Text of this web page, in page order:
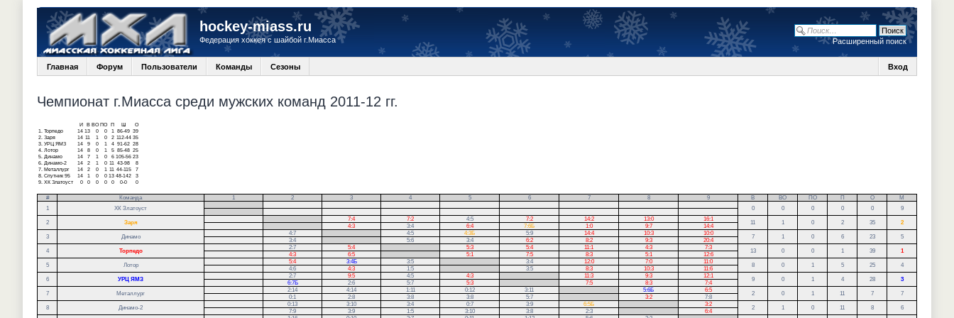
hockey-miass.ru
Федерация хоккея с шайбой г.Миасса Расширенный поиск
Главная Форум Пользователи Команды Сезоны Вход
Чемпионат г.Миасса среди мужских команд 2011-12 гг.
И В ВО ПО П
О
1.
Торпедо 14 13 0 0 1 86-49 39
2. Заря 14 11 1 0 2 112-44 35
3. УРЦ ЯМЗ 14 9 0 1 4 91-62 28
4. Лотор 14 8 0 1 5 85-48 25
5.
Динамо 14 7 1 0 6 105-56 23
6.
Динамо-2 14 2 1 0 11 43-98
8
7.
Металлург 14 2 0 1 11 44-115
7
8. Спутник 95 14 1 0 0 13 48-142
3
9. ХК Златоуст 0 0 0 0 0 0-0 0
# Команда 1 2 3 4 5 6 7 8 9 В ВО ПО П О
М
1
ХК Златоуст 0 0 0 0 0 9
2
Заря
7:4 7:2 4:5 7:2 14:2 13:0 16:1
11 1 0 2 35 2
4:3 3:4 6:4 7:6Б 1:0 9:7
14:4
3
Динамо
4:7 4:5 4:3Б 5:9 14:4 10:3 10:0
7 1 0 6 23 5
3:4 5:6 3:4 6:2 8:2 9:3
20:4
4
Торпедо
2:7 5:4 5:3 5:4 11:1 4:3 7:3
13 0 0 1 39 1
4:3 6:5 5:1 7:5 8:3 5:1
12:6
5
Лотор
5:4 3:4Б 3:5 3:4 12:0 7:0 11:0
8 0 1 5 25 4
4:6 4:3 1:5 3:5 8:3 10:3
11:6
6
УРЦ ЯМЗ
2:7 9:5 4:5 4:3 11:3 9:3 12:1
9 0 1 4 28 3
6:7Б 2:6 5:7 5:3 7:5 8:3
7:4
7
Металлург
2:14 4:14 1:11 0:12 3:11 5:6Б 6:5
2 0 1 11 7 7
0:1 2:8 3:8 3:8 5:7 3:2
7:8
8
Динамо-2
0:13 3:10 3:4 0:7 3:9 6:5Б 3:2
2 1 0 11 8 6
7:9 3:9 1:5 3:10 3:8 2:3
6:4